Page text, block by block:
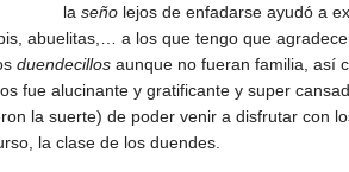
la señolejos de enfadarse ayudó a
abuelitas,… a los que tengo que
duendecillosaunque no fueran familia, así
fue alucinante y gratificante y super
la suerte) de poder venir a disfrutar con
la clase de los duendes.